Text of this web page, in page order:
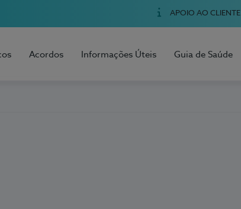
APOIO AO CLIENTE
Acordos Informações Úteis Guia de Saúde